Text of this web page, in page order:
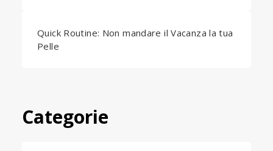
Quick Routine: Non mandare il Vacanza la tua
Pelle
Categorie